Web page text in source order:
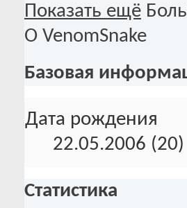
Показать ещё
О VenomSnake
Базовая
Дата рождения
22.05.2006 (20)
Статистика